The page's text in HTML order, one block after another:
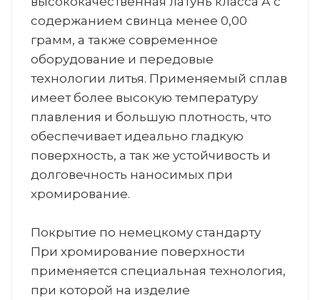
содержанием свинца менее 0,00
грамм, а также современное
оборудование и передовые
технологии литья. Применяемый сплав
имеет более высокую температуру
плавления и большую плотность, что
обеспечивает идеально гладкую
поверхность, а так же устойчивость и
долговечность наносимых при
хромирование.
Покрытие по немецкому стандарту
При хромирование поверхности
применяется специальная технология,
при которой на изделие